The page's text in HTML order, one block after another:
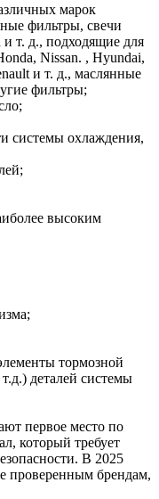
марок
фильтры, свечи
т. д., подходящие для
Nissan. , Hyundai,
и т. д., маслянные
фильтры;
системы охлаждения,
высоким
тормозной
деталей системы
первое место по
который требует
В 2025
проверенным брендам,